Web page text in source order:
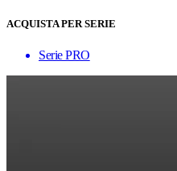
ACQUISTA PER SERIE
Serie PRO